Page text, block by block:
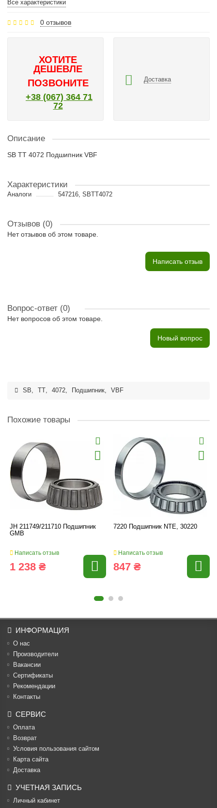
Все характеристики
0 отзывов
ХОТИТЕ
ДЕШЕВЛЕ
ПОЗВОНИТЕ
+38 (067) 364 71
72
Доставка
Описание
SB TT 4072 Подшипник VBF
Характеристики
Аналоги 547216, SBTT4072
Отзывов (0)
Нет отзывов об этом товаре.
Написать отзыв
Вопрос-ответ (0)
Нет вопросов об этом товаре.
Новый вопрос
SB, , 4072, Подшипник, VBF
Похожие товары
JH 211749/211710 Подшипник
GMB
Написать отзыв
1 238 ₴
7220 Подшипник NTE, 30220
Написать отзыв
847 ₴
ИНФОРМАЦИЯ
О нас
Производители
Вакансии
Cертификаты
Рекомендации
Контакты
СЕРВИС
Оплата
Возврат
Условия пользования сайтом
Карта сайта
Доставка
УЧЕТНАЯ ЗАПИСЬ
Личный кабинет